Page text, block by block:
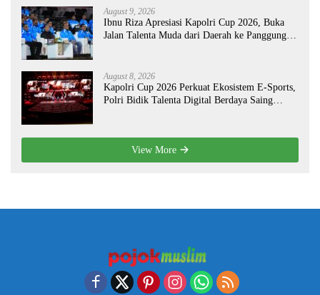
August 9, 2026
Ibnu Riza Apresiasi Kapolri Cup 2026, Buka
Jalan Talenta Muda dari Daerah ke Panggung
August 8, 2026
Kapolri Cup 2026 Perkuat Ekosistem E-Sports,
Polri Bidik Talenta Digital Berdaya Saing
View More